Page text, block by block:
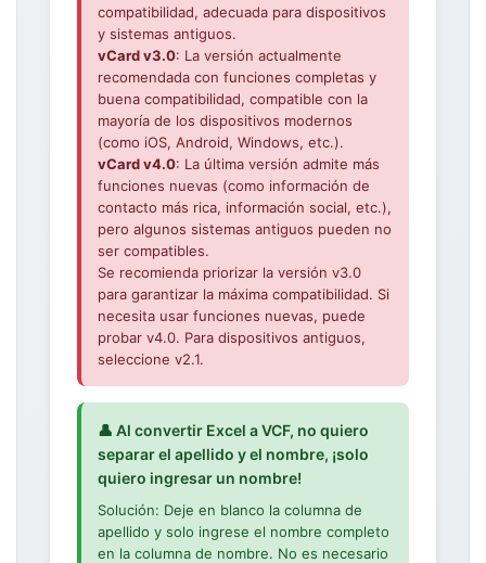
compatibilidad, adecuada para dispositivos
y sistemas antiguos.
vCard v3.0: La versión actualmente
recomendada con funciones completas y
buena compatibilidad, compatible con la
mayoría de los dispositivos modernos
(como iOS, Android, Windows, etc.).
vCard v4.0: La última versión admite más
funciones nuevas (como información de
contacto más rica, información social, etc.),
pero algunos sistemas antiguos pueden no
ser compatibles.
Se recomienda priorizar la versión v3.0
para garantizar la máxima compatibilidad. Si
necesita usar funciones nuevas, puede
probar v4.0. Para dispositivos antiguos,
seleccione v2.1.
👤 Al convertir Excel a VCF, no quiero
separar el apellido y el nombre, ¡solo
quiero ingresar un nombre!
Solución: Deje en blanco la columna de
apellido y solo ingrese el nombre completo
en la columna de nombre. No es necesario